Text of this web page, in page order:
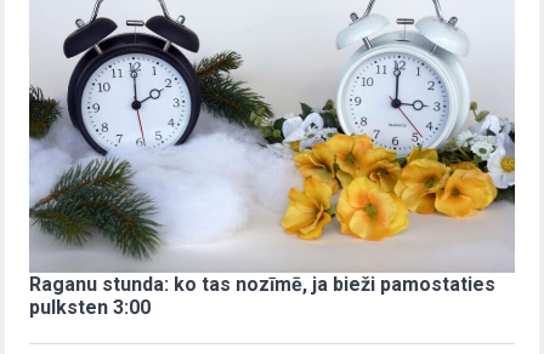
Raganu stunda: ko tas nozīmē, ja bieži pamostaties
pulksten 3:00